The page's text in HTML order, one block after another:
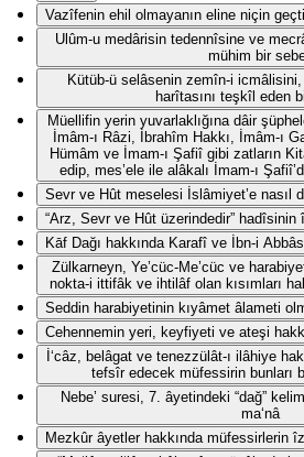
Vazîfenin ehil olmayanın eline niçin
Ulûm-u medârisin tedennîsine ve
mühim bir
Kütüb-ü selâsenin zemîn-i
harîtasını teşkîl eden
Müellifin yerin yuvarlaklığına dâir
İmâm-ı Râzi, İbrahîm Hakkı, İmâm-ı
Hümâm ve İmam-ı Şafiî gibi zatların
edip, mes’ele ile alâkalı İmam-ı
Sevr ve Hût meselesi İslâmiyet’e nasıl
“Arz, Sevr ve Hût üzerindedir” hadîsinin
Kāf Dağı hakkında Karafî ve İbn-i
Zülkarneyn, Ye’cüc-Me’cüc ve
nokta-i ittifâk ve ihtilâf olan kısımları
Seddin harabiyetinin kıyâmet âlameti
Cehennemin yeri, keyfiyeti ve ateşi
İ‘câz, belâgat ve tenezzülât-ı ilâhiye
tefsîr edecek müfessirin bunları
Nebe’ suresi, 7. âyetindeki “dağ”
ma‘nâ
Mezkûr âyetler hakkında müfessirlerin